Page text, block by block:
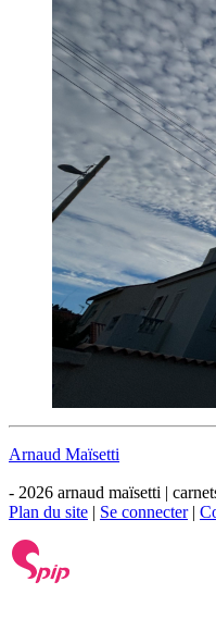
Arnaud Maïsetti
- 2026 arnaud maïsetti |
Plan du site | Se connecter|